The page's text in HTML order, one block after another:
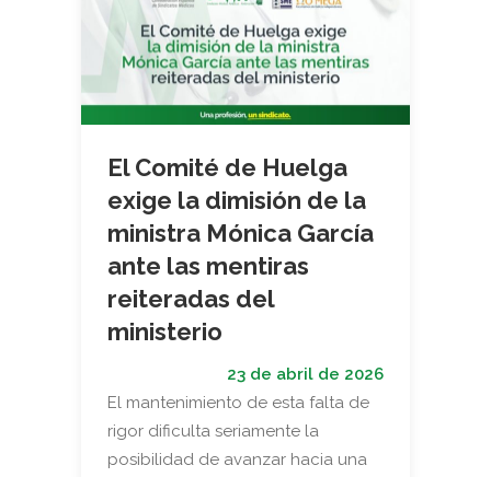
El Comité de Huelga
exige la dimisión de la
ministra Mónica García
ante las mentiras
reiteradas del
ministerio
23 de abril de 2026
El mantenimiento de esta falta de
rigor dificulta seriamente la
posibilidad de avanzar hacia una